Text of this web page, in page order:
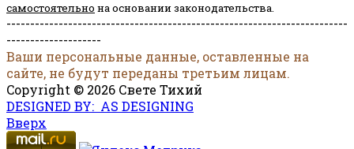
самостоятельно на основании законодательства.
------------------------------------------------------------------------
--------------------
Ваши персональные данные, оставленные на
сайте, не будут переданы третьим лицам.
Copyright © 2026 Свете Тихий
DESIGNED BY: AS DESIGNING
Вверх